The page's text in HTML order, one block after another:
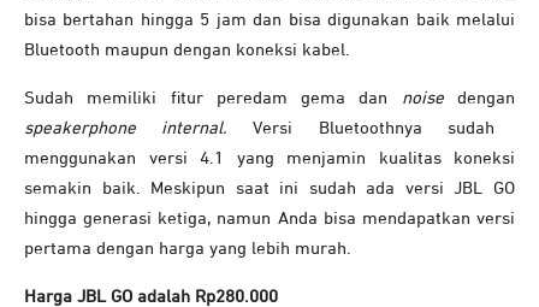
bisa bertahan hingga 5 jam dan bisa digunakan baik melalui
Bluetooth maupun dengan koneksi kabel.
Sudah memiliki fitur peredam gema dan noisedengan
speakerphone internal. Versi Bluetoothnya sudah
menggunakan versi 4.1 yang menjamin kualitas koneksi
semakin baik. Meskipun saat ini sudah ada versi JBL GO
hingga generasi ketiga, namun Anda bisa mendapatkan versi
pertama dengan harga yang lebih murah.
Harga JBL GO adalah Rp280.000